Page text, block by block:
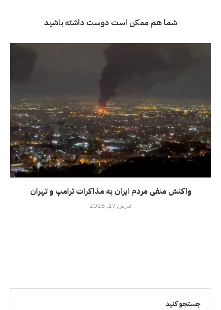
شما هم ممکن است دوست داشته باشید
واکنش منفی مردم ایران به مذاکرات ترامپ و تهران
مارس 27, 2026
جستجو کنید